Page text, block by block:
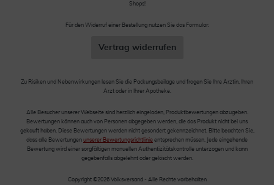
Shops!
Für den Widerruf einer Bestellung nutzen Sie das Formular:
Vertrag widerrufen
Zu Risiken und Nebenwirkungen lesen Sie die Packungsbeilage und fragen Sie Ihre Ärztin, Ihren
Arzt oder in Ihrer Apotheke.
Alle Besucher unserer Webseite sind herzlich eingeladen, Produktbewertungen abzugeben.
Bewertungen können auch von Personen abgegeben werden, die das Produkt nicht bei uns
gekauft haben. Diese Bewertungen werden nicht gesondert gekennzeichnet. Bitte beachten Sie,
dass alle Bewertungen unserer Bewertungsrichtlinie entsprechen müssen. Jede eingehende
Bewertung wird einer sorgfältigen manuellen Authentizitätskontrolle unterzogen und kann
gegebenfalls abgelehnt oder gelöscht werden.
Copyright ©2026 Volksversand - Alle Rechte vorbehalten